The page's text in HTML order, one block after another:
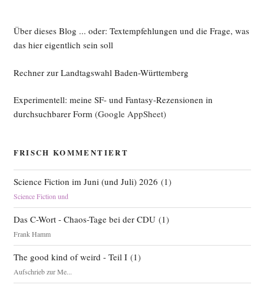
Über dieses Blog ... oder: Textempfehlungen und die Frage, was
das hier eigentlich sein soll
Rechner zur Landtagswahl Baden-Württemberg
Experimentell: meine SF- und Fantasy-Rezensionen in
durchsuchbarer Form(Google AppSheet)
FRISCH KOMMENTIERT
Science Fiction im Juni (und Juli) 2026 (1)
Science Fiction und
Das C-Wort - Chaos-Tage bei der CDU(1)
Frank Hamm
The good kind of weird - Teil I(1)
Aufschrieb zur Me...